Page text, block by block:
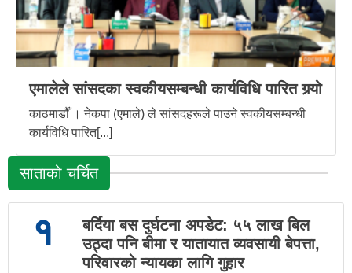
एमालेले सांसदका स्वकीयसम्बन्धी कार्यविधि पारित गर्‍यो
काठमाडौँ । नेकपा (एमाले) ले सांसदहरूले पाउने स्वकीयसम्बन्धी
कार्यविधि पारित[...]
साताको चर्चित
१
बर्दिया बस दुर्घटना अपडेट: ५५ लाख बिल
उठ्दा पनि बीमा र यातायात व्यवसायी बेपत्ता,
परिवारको न्यायका लागि गुहार